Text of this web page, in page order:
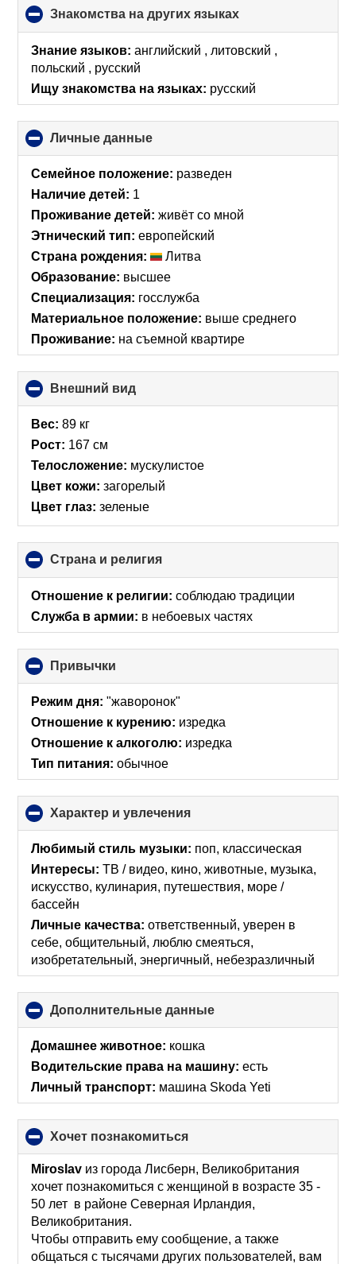
Знакомства на других языках
to
collapse
Знание языков: английский , литовский ,
польский , русский
Ищу знакомства на языках: русский
Личные данные
to
collapse
Семейное положение: разведен
Наличие детей: 1
Проживание детей: живёт со мной
Этнический тип: европейский
Страна рождения:
Литва
Образование: высшее
Специализация: госслужба
Материальное положение: выше среднего
Проживание: на съемной квартире
Внешний вид
to
Вес: 89 кг
Рост: 167 см
Телосложение: мускулистое
Цвет кожи: загорелый
Цвет глаз: зеленые
Страна и религия
to
collapse
contents
Отношение к религии: соблюдаю традиции
Служба в армии: в небоевых частях
Привычки
to
collapse
Режим дня: "жаворонок"
Отношение к курению: изредка
Отношение к алкоголю: изредка
Тип питания: обычное
Характер и увлечения
to
collapse
Любимый стиль музыки: поп, классическая
Интересы: ТВ / видео, кино, животные, музыка,
искусcтво, кулинария, путешествия, море /
бассейн
Личные качества: ответственный, уверен в
себе, общительный, люблю смеяться,
изобретательный, энергичный, небезразличный
Дополнительные данные
to
Домашнее животное: кошка
Водительские права на машину: есть
Личный транспорт: машина Skoda Yeti
хочет познакомиться
to
collapse
contents
Miroslav из города Лисберн, Великобритания
хочет познакомиться с женщиной в возрасте 35 -
50 лет в районе Северная Ирландия,
Великобритания.
Чтобы отправить ему сообщение, а также
общаться с тысячами других пользователей, вам